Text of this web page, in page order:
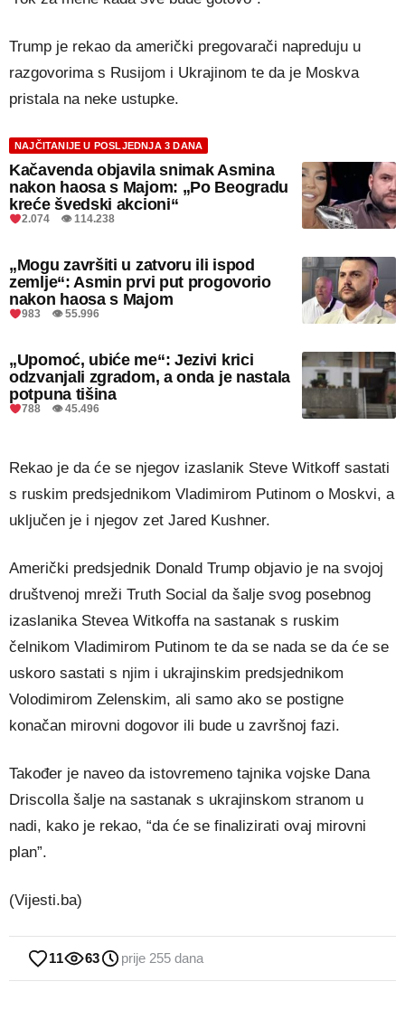
Trump je rekao da američki pregovarači napreduju u
razgovorima s Rusijom i Ukrajinom te da je Moskva
pristala na neke ustupke.
NAJČITANIJE U POSLJEDNJA 3 DANA
Kačavenda objavila snimak Asmina
nakon haosa s Majom: „Po Beogradu
kreće švedski akcioni“
2.074 👁 114.238
„Mogu završiti u zatvoru ili ispod
zemlje“: Asmin prvi put progovorio
nakon haosa s Majom
983 👁 55.996
„Upomoć, ubiće me“: Jezivi krici
odzvanjali zgradom, a onda je nastala
potpuna tišina
788 👁 45.496
Rekao je da će se njegov izaslanik Steve Witkoff sastati
s ruskim predsjednikom Vladimirom Putinom o Moskvi, a
uključen je i njegov zet Jared Kushner.
Američki predsjednik Donald Trump objavio je na svojoj
društvenoj mreži Truth Social da šalje svog posebnog
izaslanika Stevea Witkoffa na sastanak s ruskim
čelnikom Vladimirom Putinom te da se nada se da će se
uskoro sastati s njim i ukrajinskim predsjednikom
Volodimirom Zelenskim, ali samo ako se postigne
konačan mirovni dogovor ili bude u završnoj fazi.
Također je naveo da istovremeno tajnika vojske Dana
Driscolla šalje na sastanak s ukrajinskom stranom u
nadi, kako je rekao, “da će se finalizirati ovaj mirovni
plan”.
(Vijesti.ba)
11 63 prije 255 dana